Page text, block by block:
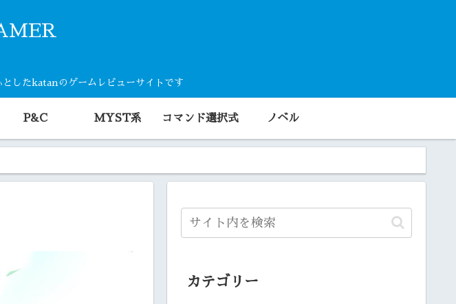
したkatanのゲームレビューサイトです
P&C MYST系 コマンド選択式 ノベル
カテゴリー